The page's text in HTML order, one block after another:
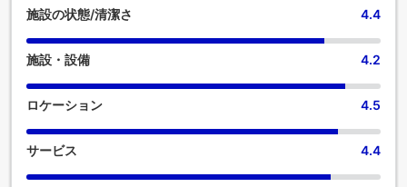
ドライヤーは一部のゲストルームにご用意しております。
楽しい一日を始めましょう。当宿泊施設内にあるカフェで上
質なコーヒーを楽しみながら、リフレッシュした気分で一日
を始めましょう。 当宿泊施設のエンターテイメントオプショ
ンで、旅の仲間と楽しい夜をお過ごしください。
施設の状態/清潔さ 4.4
施設・設備 4.2
ロケーション 4.5
サービス 4.4